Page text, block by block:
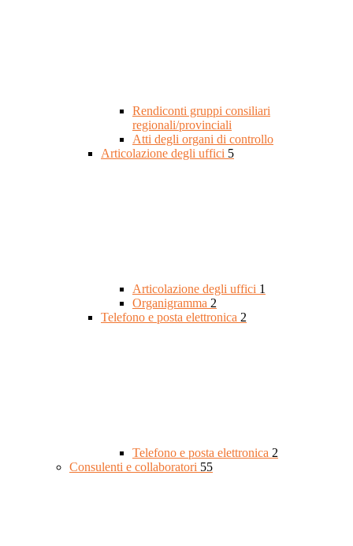
Rendiconti gruppi consiliari
regionali/provinciali
Atti degli organi di controllo
Articolazione degli uffici 5
Articolazione degli uffici 1
Organigramma 2
Telefono e posta elettronica 2
Telefono e posta elettronica 2
Consulenti e collaboratori 55